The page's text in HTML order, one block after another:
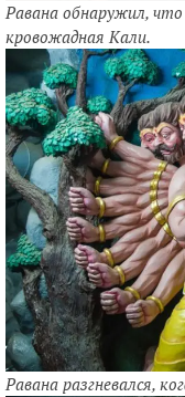
Равана обнаружил,
кровожадная Кали.
Равана разгневался,